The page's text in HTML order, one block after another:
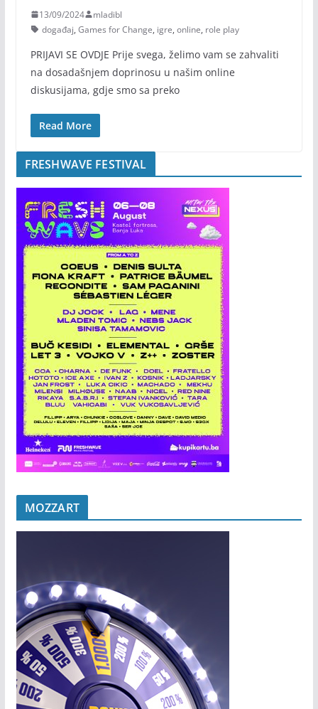
13/09/2024
mladibl
događaj, Games for Change, igre, online, role play
PRIJAVI SE OVDJE Prije svega, želimo vam se zahvaliti
na dosadašnjem doprinosu u našim online
diskusijama, gdje smo sa preko
Read More
FRESHWAVE FESTIVAL
MOZZART